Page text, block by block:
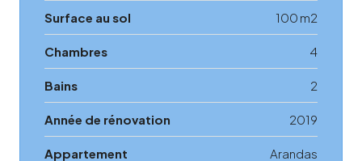
Surface au sol 100 m2
Chambres 4
Bains 2
Année de rénovation 2019
Appartement Arandas